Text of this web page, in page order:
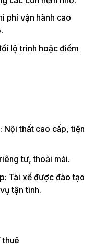
phí vận hành cao
lộ trình hoặc điểm
Nội thất cao cấp, tiện
tư, thoải mái.
Tài xế được đào tạo
tận tình.
thuê